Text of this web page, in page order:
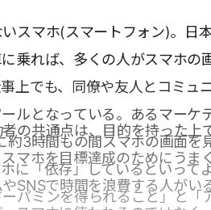
スマホ(スマートフォン)。日
乗れば、多くの人がスマホの
上でも、同僚や友人とコミュ
ルとなっている。あるマーケ
約3時間もの間スマホの画面を
に「依存」しているといって
パミンを得られること」と「
の共通点は、目的を持った上
マホを目標達成のためにうま
SNSで時間を浪費する人がい